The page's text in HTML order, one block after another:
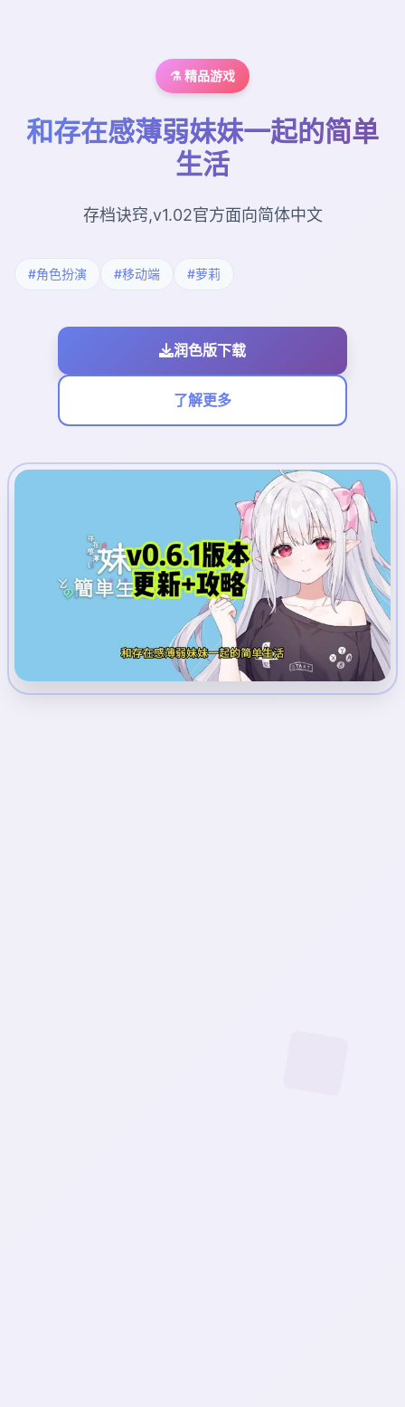
⚗️ 精品游戏
和存在感薄弱妹妹一起的简单
生活
存档诀窍,v1.02官方面向简体中文
#角色扮演 #移动端 #萝莉
润色版下载
了解更多